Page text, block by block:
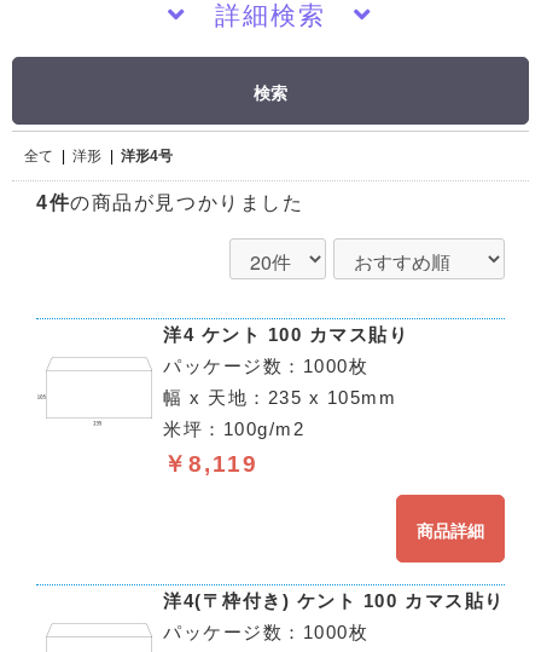
詳細検索
検索
全て 洋形 洋形4号
4件の商品が見つかりました
洋4 ケント 100 カマス貼り
パッケージ数：1000枚
幅 x 天地：235 x 105mm
米坪：100g/m2
￥8,119
商品詳細
洋4(〒枠付き) ケント 100 カマス貼り
パッケージ数：1000枚